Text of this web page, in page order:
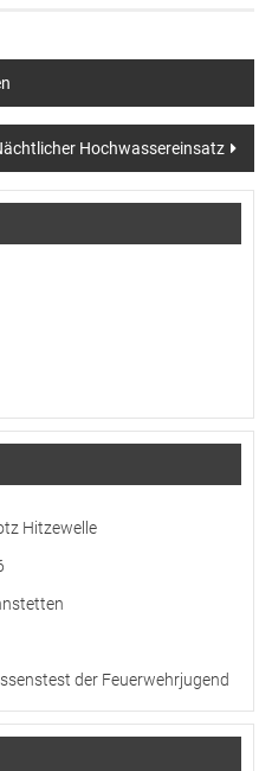
Hochwassereinsatz
Hitzewelle
der Feuerwehrjugend